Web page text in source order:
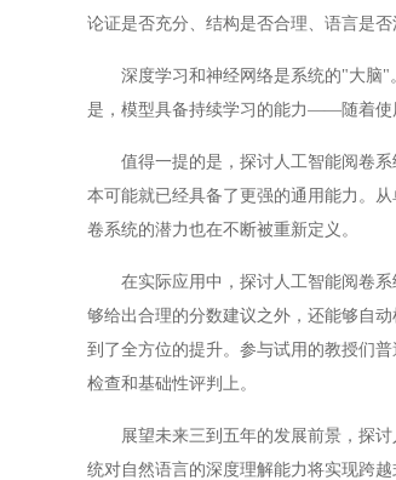
论证是否充分、结构是否合理、语言是
深度学习和神经网络是系统的"大脑"
是，模型具备持续学习的能力——随着使
值得一提的是，探讨人工智能阅卷系
本可能就已经具备了更强的通用能力。
卷系统的潜力也在不断被重新定义。
在实际应用中，探讨人工智能阅卷系
够给出合理的分数建议之外，还能够自
到了全方位的提升。参与试用的教授们
检查和基础性评判上。
展望未来三到五年的发展前景，探讨
统对自然语言的深度理解能力将实现跨